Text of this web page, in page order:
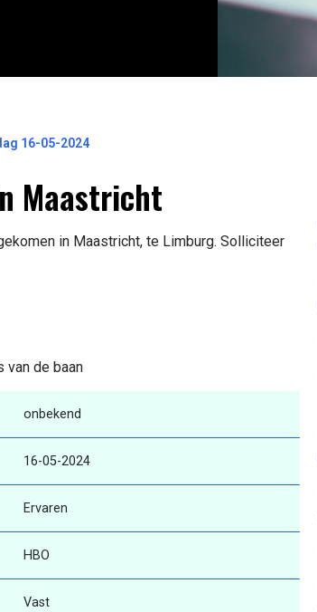
16-05-2024
Maastricht
in Maastricht, te Limburg. Solliciteer
van de baan
onbekend
16-05-2024
Ervaren
HBO
Vast